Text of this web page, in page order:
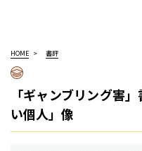
HOME 書評
「ギャンブリング害
い個人」像